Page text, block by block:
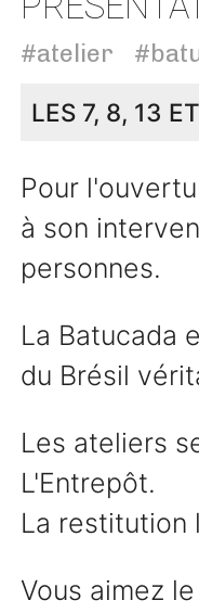
#atelier
LES 7, 8, 13
Pour
à son
personnes.
La Batucada
du Brésil
Les ateliers
L'Entrepôt.
La restitution
Vous aimez